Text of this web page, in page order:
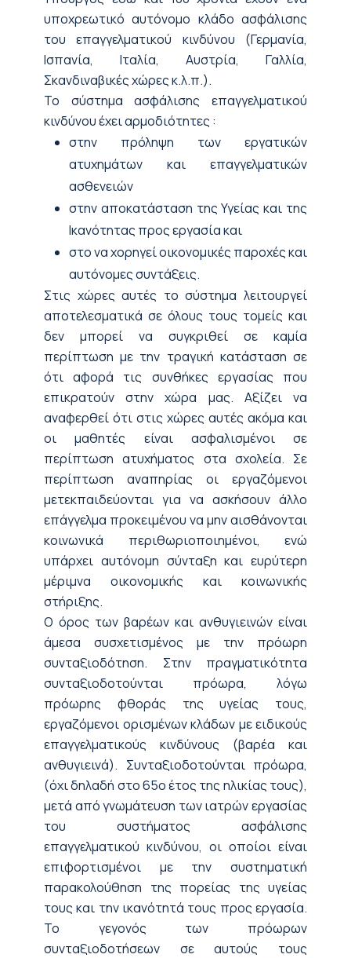
υποχρεωτικό αυτόνομο κλάδο ασφάλισης
του επαγγελματικού κινδύνου (Γερμανία,
Ισπανία, Ιταλία, Αυστρία, Γαλλία,
Σκανδιναβικές χώρες κ.λ.π.).
Το σύστημα ασφάλισης επαγγελματικού
κινδύνου έχει αρμοδιότητες :
στην πρόληψη των εργατικών
ατυχημάτων και επαγγελματικών
ασθενειών
στην αποκατάσταση της Υγείας και της
Ικανότητας προς εργασία και
στο να χορηγεί οικονομικές παροχές και
αυτόνομες συντάξεις.
Στις χώρες αυτές το σύστημα λειτουργεί
αποτελεσματικά σε όλους τους τομείς και
δεν μπορεί να συγκριθεί σε καμία
περίπτωση με την τραγική κατάσταση σε
ότι αφορά τις συνθήκες εργασίας που
επικρατούν στην χώρα μας. Αξίζει να
αναφερθεί ότι στις χώρες αυτές ακόμα και
οι μαθητές είναι ασφαλισμένοι σε
περίπτωση ατυχήματος στα σχολεία. Σε
περίπτωση αναπηρίας οι εργαζόμενοι
μετεκπαιδεύονται για να ασκήσουν άλλο
επάγγελμα προκειμένου να μην αισθάνονται
κοινωνικά περιθωριοποιημένοι, ενώ
υπάρχει αυτόνομη σύνταξη και ευρύτερη
μέριμνα οικονομικής και κοινωνικής
στήριξης.
Ο όρος των βαρέων και ανθυγιεινών είναι
άμεσα συσχετισμένος με την πρόωρη
συνταξιοδότηση. Στην πραγματικότητα
συνταξιοδοτούνται πρόωρα, λόγω
πρόωρης φθοράς της υγείας τους,
εργαζόμενοι ορισμένων κλάδων με ειδικούς
επαγγελματικούς κινδύνους (βαρέα και
ανθυγιεινά). Συνταξιοδοτούνται πρόωρα,
(όχι δηλαδή στο 65ο έτος της ηλικίας τους),
μετά από γνωμάτευση των ιατρών εργασίας
του συστήματος ασφάλισης
επαγγελματικού κινδύνου, οι οποίοι είναι
επιφορτισμένοι με την συστηματική
παρακολούθηση της πορείας της υγείας
τους και την ικανότητά τους προς εργασία.
Το γεγονός των πρόωρων
συνταξιοδοτήσεων σε αυτούς τους